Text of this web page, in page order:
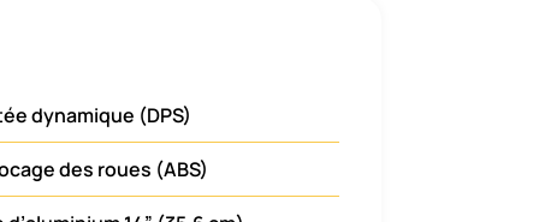
dynamique (DPS)
des roues (ABS)